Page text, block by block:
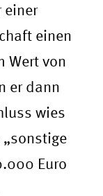
einer
einen
Wert von
er dann
wies
Euro